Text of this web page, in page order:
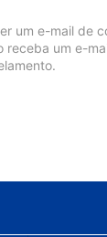
um e-mail de
um e-